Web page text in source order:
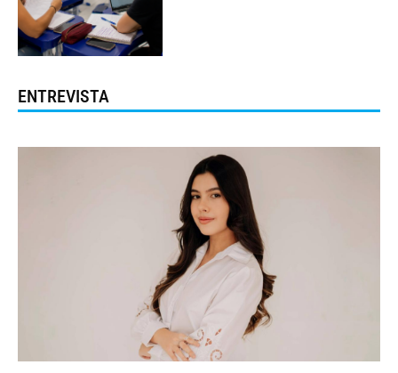
ENTREVISTA